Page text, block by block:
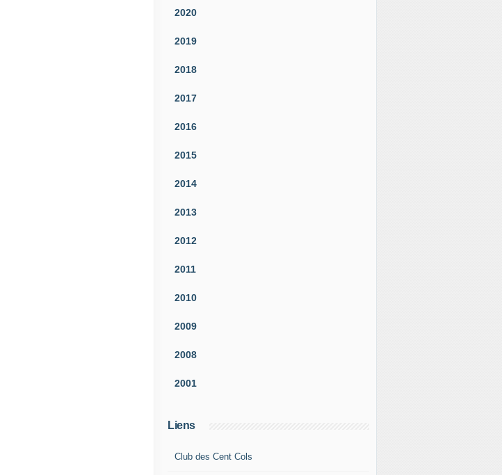
2020
2019
2018
2017
2016
2015
2014
2013
2012
2011
2010
2009
2008
2001
Liens
Club des Cent Cols